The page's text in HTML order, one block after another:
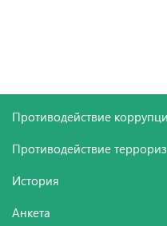
Противодействие
Противодействие
История
Анкета